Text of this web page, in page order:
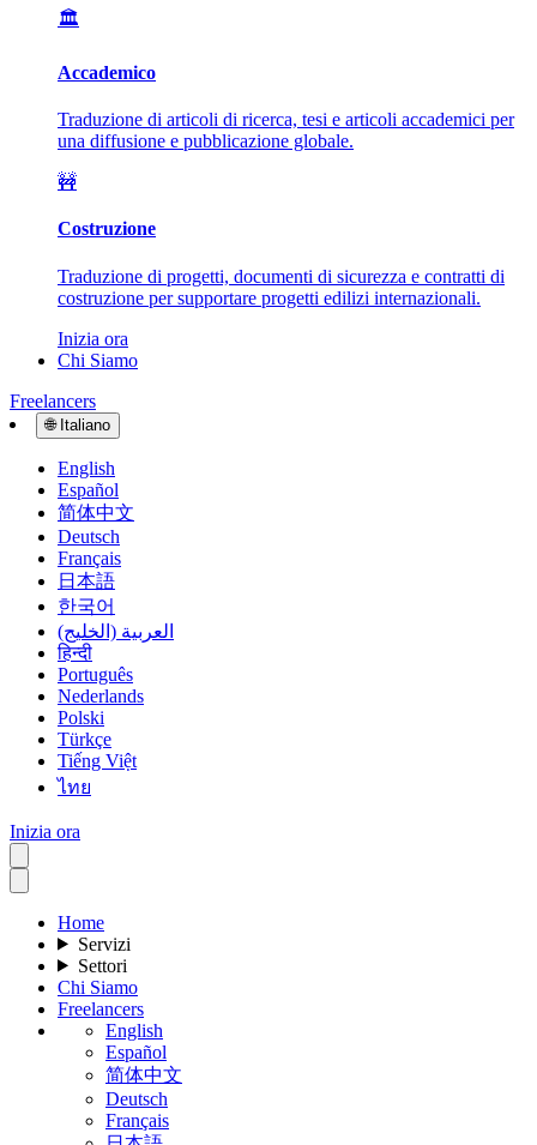
🏛️
Accademico
Traduzione di articoli di ricerca, tesi e articoli accademici per
una diffusione e pubblicazione globale.
🚧
Costruzione
Traduzione di progetti, documenti di sicurezza e contratti di
costruzione per supportare progetti edilizi internazionali.
Inizia ora
Chi Siamo
Freelancers
🌐 Italiano
English
Español
简体中文
Deutsch
Français
日本語
한국어
العربية (الخليج)
हिन्दी
Português
Nederlands
Polski
Türkçe
Tiếng Việt
ไทย
Inizia ora
Home
Servizi
Settori
Chi Siamo
Freelancers
English
Español
简体中文
Deutsch
Français